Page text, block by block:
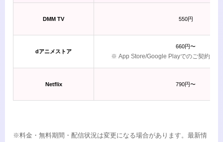
DMM TV 550円
dアニメストア
660円〜
※ App Store/Google Playでのご契約は
Netflix 790円〜
※料金・無料期間・配信状況は変更になる場合があります。最新情